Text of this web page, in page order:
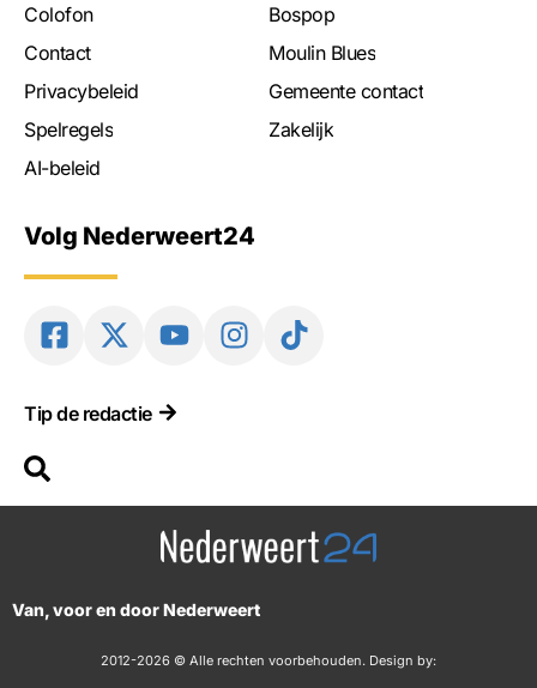
Colofon
Contact
Privacybeleid
Spelregels
AI-beleid
Bospop
Moulin Blues
Gemeente contact
Zakelijk
Volg Nederweert24
Tip de redactie
Van, voor en door Nederweert
2012-2026 © Alle rechten voorbehouden. Design by: